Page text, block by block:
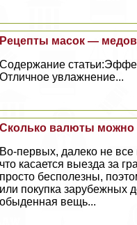
Рецепты масок —
Содержание
Отличное увлажнение...
Сколько валюты можно
Во-первых, далеко не все
что касается выезда за
просто бесполезны,
или покупка зарубежных
обыденная вещь...